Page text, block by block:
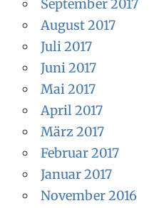
September 2017
August 2017
Juli 2017
Juni 2017
Mai 2017
April 2017
März 2017
Februar 2017
Januar 2017
November 2016